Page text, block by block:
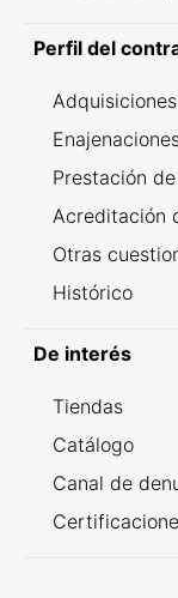
Perfil del
Adquisiciones
Prestación
Acreditación
Otras
Histórico
De interés
Tiendas
Catálogo
Canal de